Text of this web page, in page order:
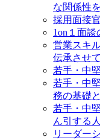
な関係性
採用面接
1on１面談
営業スキ
伝承させ
若手・中
若手・中
務の基礎
若手・中
ん引する
リーダー